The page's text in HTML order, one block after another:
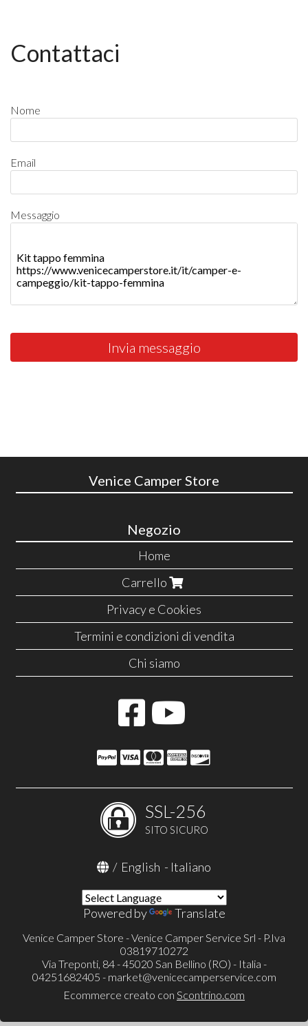
Contattaci
Nome
Email
Messaggio
Invia messaggio
Venice Camper Store
Negozio
Home
Carrello
Privacy e Cookies
Termini e condizioni di vendita
Chi siamo
SSL-256
SITO SICURO
/ English - Italiano
Powered by Translate
Venice Camper Store - Venice Camper Service Srl - P.Iva
03819710272
Via Treponti, 84 - 45020 San Bellino (RO) - Italia -
04251682405 - market@venicecamperservice.com
Ecommerce creato con Scontrino.com